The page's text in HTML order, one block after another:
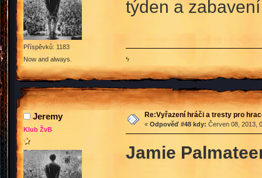
Příspěvků: 1183
Now and always.
týden a
ϟ
Jeremy
Klub ŽvB
Re:Vyřazení hráči a tresty pro
« Odpověď #48 kdy: Červen 08, 2013,
Jamie